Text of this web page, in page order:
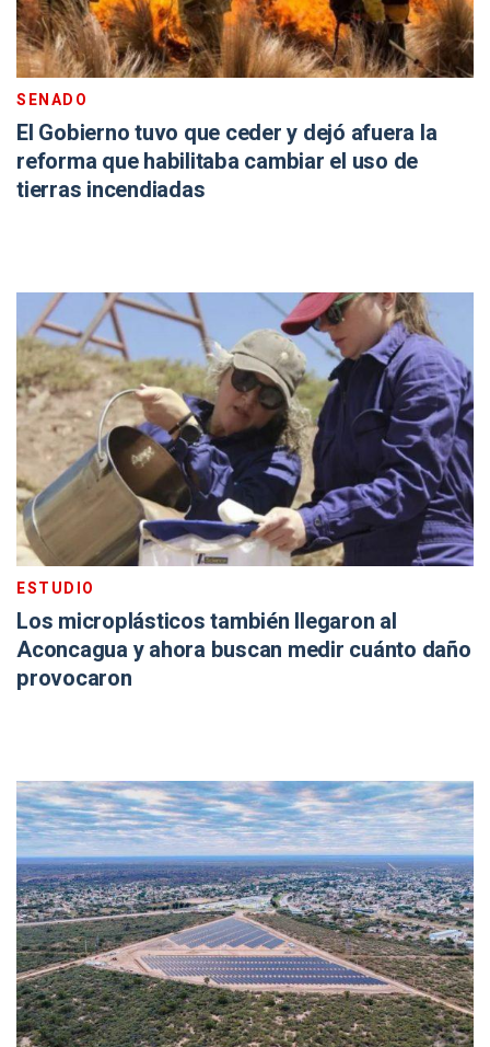
SENADO
El Gobierno tuvo que ceder y dejó afuera la
reforma que habilitaba cambiar el uso de
tierras incendiadas
ESTUDIO
Los microplásticos también llegaron al
Aconcagua y ahora buscan medir cuánto daño
provocaron